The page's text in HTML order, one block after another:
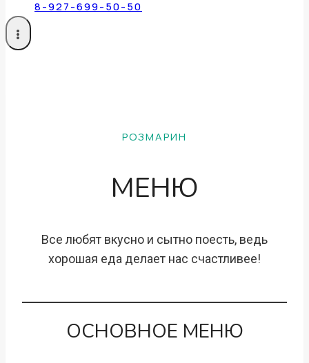
8-927-699-50-50
РОЗМАРИН
МЕНЮ
Все любят вкусно и сытно поесть, ведь
хорошая еда делает нас счастливее!
ОСНОВНОЕ МЕНЮ